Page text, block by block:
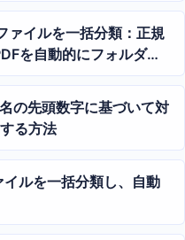
ァイルを一括分類：正規
を自動的にフォルダに
の先頭数字に基づいて対
る方法
ルを一括分類し、自動